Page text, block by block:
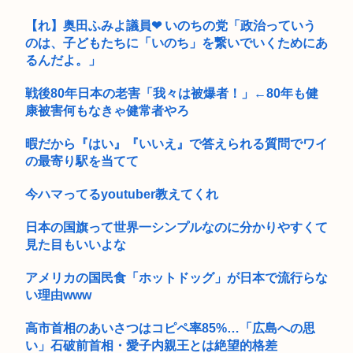
【れ】奥田ふみよ議員❤‍ いのちの党「政治っていう
のは、子どもたちに「いのち」を繋いでいくためにあ
るんだよ。」
戦後80年日本の老害「我々は被爆者！」←80年も健
康被害何もなきゃ健常者やろ
暇だから『はい』『いいえ』で答えられる質問でワイ
の最寄り駅を当てて
今ハマってるyoutuber教えてくれ
日本の国旗って世界一シンプルなのに分かりやすくて
見た目もいいよな
アメリカの国民食「ホットドッグ」が日本で流行らな
い理由www
高市首相のあいさつはコピペ率85%…「広島への思
い」石破前首相・愛子内親王とは絶望的格差